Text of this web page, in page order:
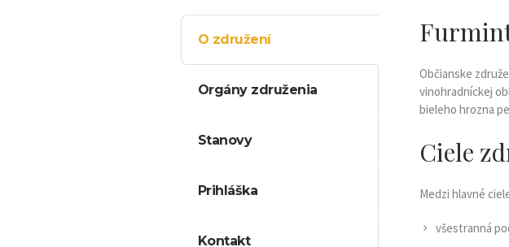
O združení
Orgány združenia
Stanovy
Prihláška
Kontakt
Občianske
vinohradníckej
bieleho hrozna
Ciele
Medzi hlavné
všestranná